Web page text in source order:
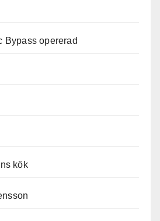
Bypass opererad
kök